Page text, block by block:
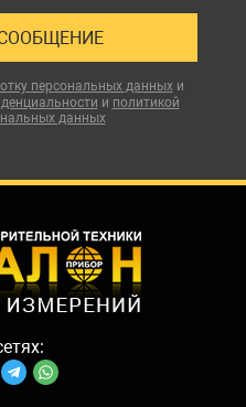
персональных данныхи
и политикой
данных